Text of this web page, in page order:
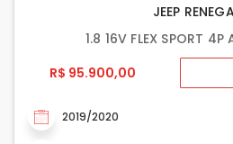
JEEP
1.8 16V FLEX SPORT
R$ 95.900,00
2019/2020